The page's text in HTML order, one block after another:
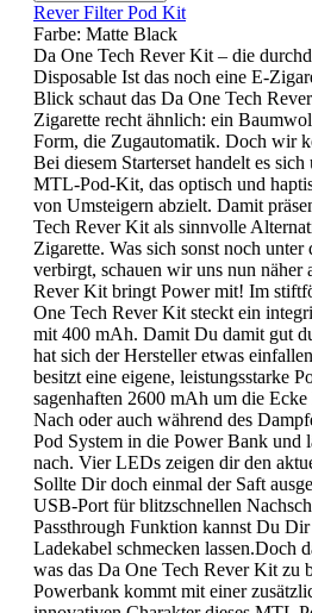
Rever Filter Pod Kit
Farbe: Matte Black
Da One Tech Rever Kit – die
Disposable Ist das noch eine E-
Blick schaut das Da One Tech
Zigarette recht ähnlich: ein
Form, die Zugautomatik. Doch wir
Bei diesem Starterset handelt es
MTL-Pod-Kit, das optisch und
von Umsteigern abzielt. Damit
Tech Rever Kit als sinnvolle
Zigarette. Was sich sonst noch unter
verbirgt, schauen wir uns nun näher
Rever Kit bringt Power mit! Im
One Tech Rever Kit steckt ein
mit 400 mAh. Damit Du damit gut
hat sich der Hersteller etwas
besitzt eine eigene, leistungsstarke
sagenhaften 2600 mAh um die
Nach oder auch während des
Pod System in die Power Bank und
nach. Vier LEDs zeigen dir den
Sollte Dir doch einmal der Saft
USB-Port für blitzschnellen
Passthrough Funktion kannst Du
Ladekabel schmecken lassen.Doch
was das Da One Tech Rever Kit zu
Powerbank kommt mit einer